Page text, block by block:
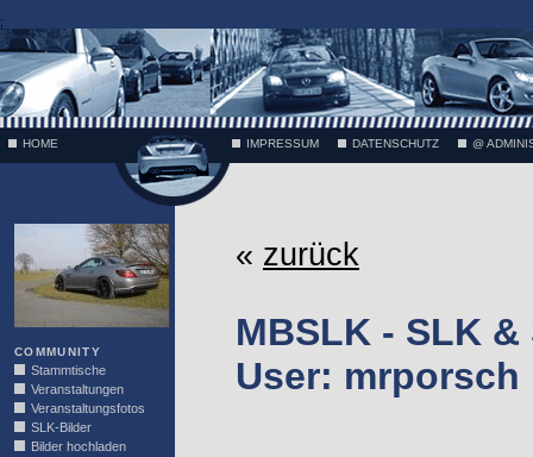
;
HOME IMPRESSUM DATENSCHUTZ @
COMMUNITY
Stammtische
Veranstaltungen
Veranstaltungsfotos
SLK-Bilder
Bilder hochladen
« zurück
MBSLK - SLK
User: mrporsch